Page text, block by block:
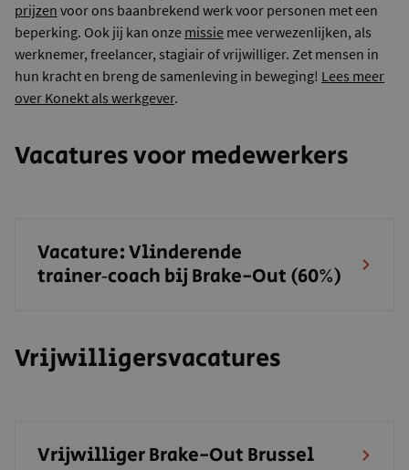
prijzen voor ons baanbrekend werk voor personen met een
beperking. Ook jij kan onze missie mee verwezenlijken, als
werknemer, freelancer, stagiair of vrijwilliger. Zet mensen in
hun kracht en breng de samenleving in beweging! Lees meer
over Konekt als werkgever.
Vacatures voor medewerkers
Vacature: Vlinderende
trainer‑coach bij Brake-Out (60%)
Vrijwilligersvacatures
Vrijwilliger Brake-Out Brussel